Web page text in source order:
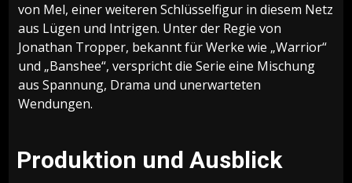
von Mel, einer weiteren Schlüsselfigur in diesem Netz
aus Lügen und Intrigen. Unter der Regie von
Jonathan Tropper, bekannt für Werke wie „Warrior“
und „Banshee“, verspricht die Serie eine Mischung
aus Spannung, Drama und unerwarteten
Wendungen.
Produktion und Ausblick